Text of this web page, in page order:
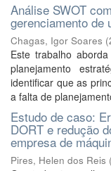
Análise SWOT
gerenciamento de
Chagas, Igor Soares (
Este trabalho
planejamento
identificar que as
a falta de
Estudo de caso:
DORT e redução
empresa de
Pires, Helen dos Reis (